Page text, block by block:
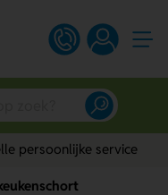
service